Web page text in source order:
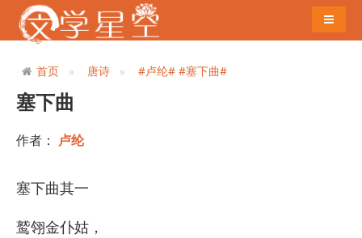
导航切
首页 唐诗 #卢纶# #塞下曲#
塞下曲
作者： 卢纶
塞下曲其一
鹫翎金仆姑，